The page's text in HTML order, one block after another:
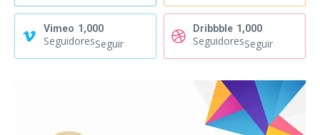
Vimeo 1,000
SeguidoresSeguir
Dribbble 1,000
SeguidoresSeguir